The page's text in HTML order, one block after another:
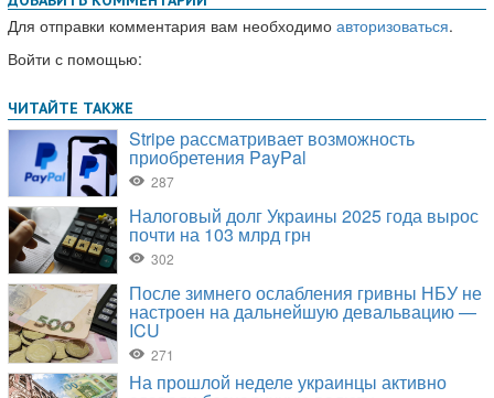
Для отправки комментария вам необходимо авторизоваться.
Войти с помощью: